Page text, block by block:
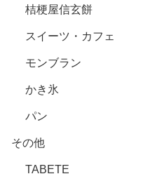
桔梗屋信玄餅
スイーツ・カフェ
モンブラン
かき氷
パン
その他
TABETE